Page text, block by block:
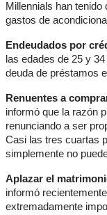
Millennials han
gastos de
Endeudados por
las edades de 25 y
deuda de préstamos
Renuentes a
informó que la razón
renunciando a ser
Casi las tres cuartas
simplemente no
Aplazar el
informó
extremadamente